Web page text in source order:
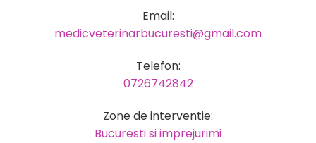
Email:
medicveterinarbucuresti@gmail.com
Telefon:
0726742842
Zone de interventie:
Bucuresti si imprejurimi